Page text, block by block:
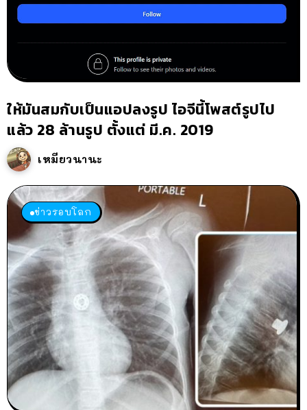
ให้มันสมกับเป็นแอปลงรูป ไอจีนี้โพสต์รูปไป
แล้ว 28 ล้านรูป ตั้งแต่ มี.ค. 2019
เหมียวนานะ
ข่าวรอบโลก